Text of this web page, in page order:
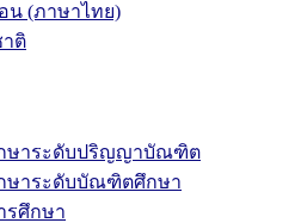
น (ภาษาไทย)
ติ
ษาระดับปริญญาบัณฑิต
ษาระดับบัณฑิตศึกษา
รศึกษา